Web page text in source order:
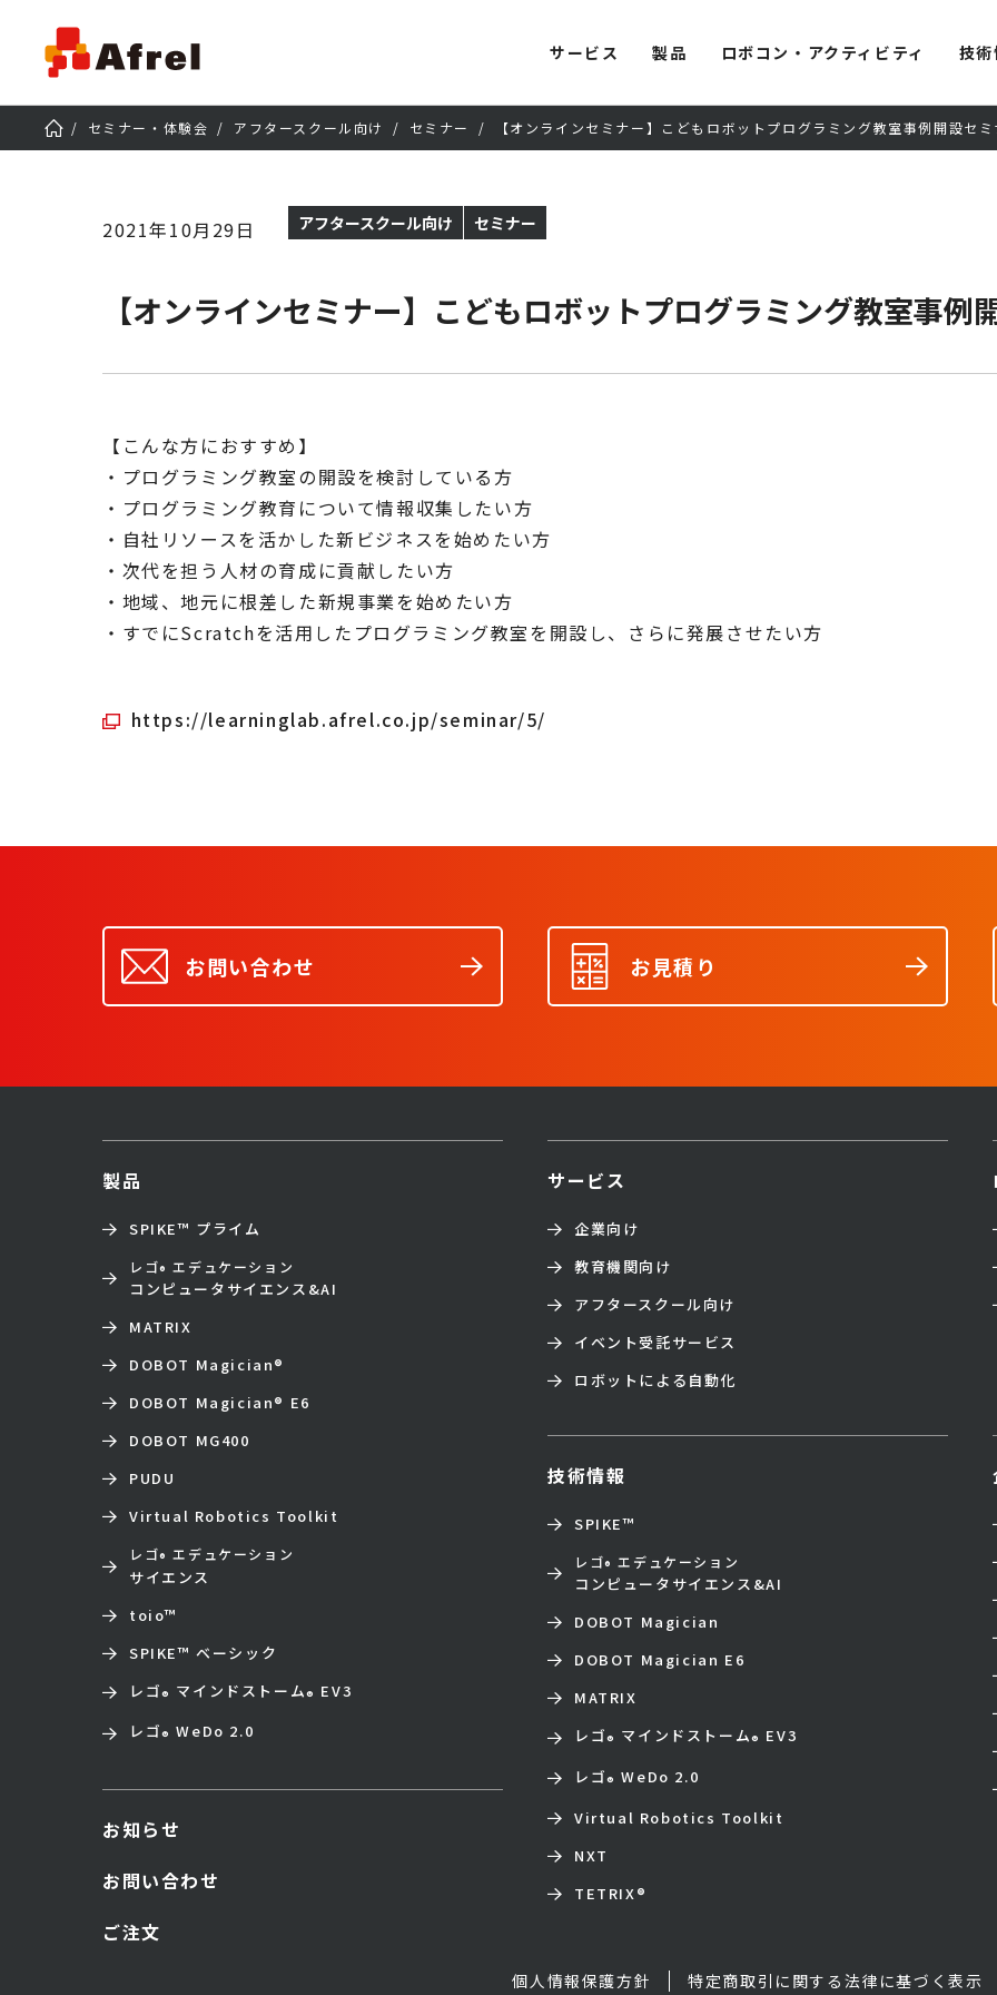
サービス 製品 ロボコン・アクティビティ 技
セミナー・体験会 アフタースクール向け セミナー 【オンラインセミナー】こどもロボットプログラミング教室事例開設
2021年10月29日 アフタースクール向け セミナー
【オンラインセミナー】こどもロボットプログラミング教室事
【こんな方におすすめ】
・プログラミング教室の開設を検討している方
・プログラミング教育について情報収集したい方
・自社リソースを活かした新ビジネスを始めたい方
・次代を担う人材の育成に貢献したい方
・地域、地元に根差した新規事業を始めたい方
・すでにScratchを活用したプログラミング教室を開設し、さらに発展させたい方
https://learninglab.afrel.co.jp/seminar/5/
お問い合わせ お見積り
サービス
企業向け
教育機関向け
アフタースクール向け
イベント受託サービス
ロボットによる自動化
製品
SPIKE™ プライム
レゴ® エデュケーション
コンピュータサイエンス&AI
MATRIX
DOBOT Magician®
DOBOT Magician® E6
DOBOT MG400
PUDU
Virtual Robotics Toolkit
レゴ® エデュケーション
サイエンス
toio™
SPIKE™ ベーシック
レゴ® マインドストーム® EV3
レゴ® WeDo 2.0
技術情報
SPIKE™
レゴ® エデュケーション
コンピュータサイエンス&AI
DOBOT Magician
DOBOT Magician E6
MATRIX
レゴ® マインドストーム® EV3
レゴ® WeDo 2.0
Virtual Robotics Toolkit
NXT
TETRIX®
お知らせ
お問い合わせ
ご注文
個人情報保護方針 特定商取引に関する法律に基づく表示